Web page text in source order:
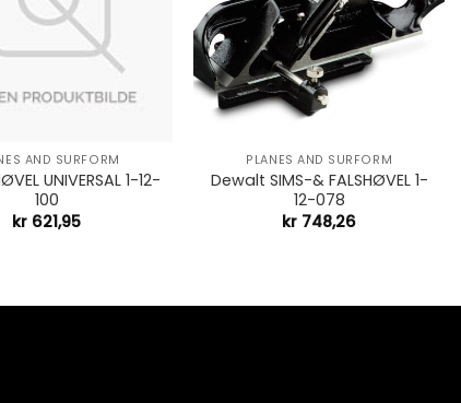
AND SURFORM
UNIVERSAL 1-12-
100
kr 621,95
+
PLANES AND SURFORM
Dewalt SIMS-& FALSHØVEL 1-
12-078
kr 748,26